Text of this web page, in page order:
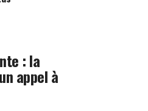
: la
appel à